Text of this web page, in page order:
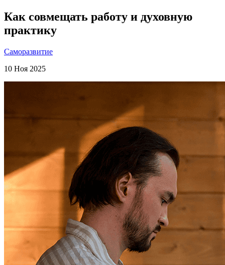
Как совмещать работу и духовную
практику
Саморазвитие
10 Ноя 2025